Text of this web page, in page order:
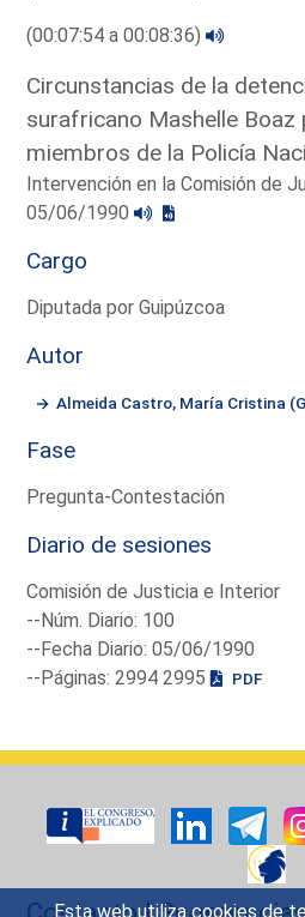
Esta web utiliza cookies de
(00:07:54 a 00:08:36)
Circunstancias de la
surafricano Mashelle Boaz
miembros de la Policía
Intervención en la Comisión de
05/06/1990
Cargo
Diputada por Guipúzcoa
Autor
Almeida Castro, María Cristina
Fase
Pregunta-Contestación
Diario de sesiones
Comisión de Justicia e Interior
--Núm. Diario: 100
--Fecha Diario: 05/06/1990
--Páginas: 2994 2995
PDF